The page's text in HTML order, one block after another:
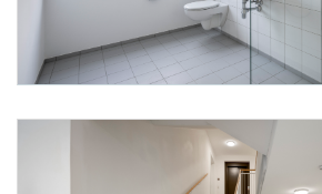
Foto 1: Alpenländische/ Florian Scherl